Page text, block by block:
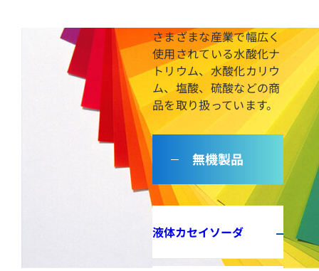
さまざまな産業で幅広く
使用されている水酸化ナ
トリウム、水酸化カリウ
ム、塩酸、硫酸などの商
品を取り扱っています。
無機製品
液体カセイソーダ